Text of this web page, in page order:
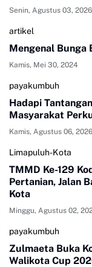
Senin, Agustus 03, 2026
artikel
Mengenal Bunga
Kamis, Mei 30, 2024
payakumbuh
Hadapi
Masyarakat
Kamis, Agustus 06, 2026
Limapuluh-Kota
TMMD Ke-129
Pertanian, Jalan
Kota
Minggu, Agustus 02,
payakumbuh
Zulmaeta Buka
Walikota Cup